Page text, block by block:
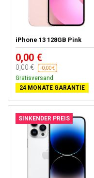
iPhone 13 128GB Pink
0,00 €
0,00 € -0,00 €
Gratisversand
24 MONATE GARANTIE
SINKENDER PREIS